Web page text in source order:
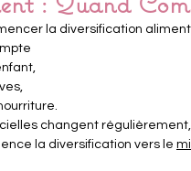
la diversification
changent
la diversification vers le